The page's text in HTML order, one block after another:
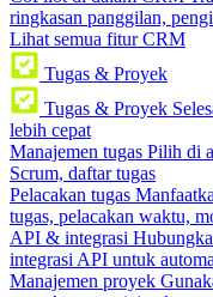
ringkasan panggilan,
Lihat semua fitur CRM
Tugas & Proyek
Tugas & Proyek
lebih cepat
Manajemen tugas Pilih di
Scrum, daftar tugas
Pelacakan tugas
tugas, pelacakan waktu,
API & integrasi
integrasi API untuk
Manajemen proyek